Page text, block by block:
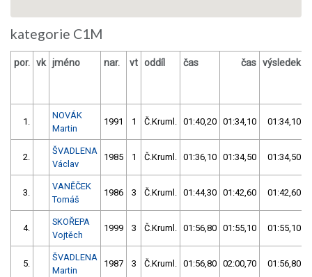
kategorie C1M
por. vk jméno nar. vt oddíl čas čas výsledek
1.
NOVÁK
Martin
1991 1 Č.Kruml. 01:40,20 01:34,10 01:34,10
2.
ŠVADLENA
Václav
1985 1 Č.Kruml. 01:36,10 01:34,50 01:34,50
3.
VANĚČEK
Tomáš
1986 3 Č.Kruml. 01:44,30 01:42,60 01:42,60
4.
SKOŘEPA
Vojtěch
1999 3 Č.Kruml. 01:56,80 01:55,10 01:55,10
5.
ŠVADLENA
Martin
1987 3 Č.Kruml. 01:56,80 02:00,70 01:56,80